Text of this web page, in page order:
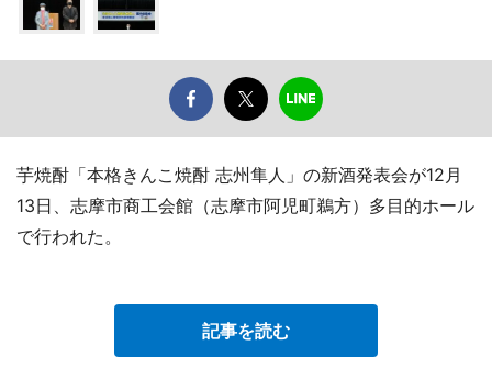
芋焼酎「本格きんこ焼酎 志州隼人」の新酒発表会が12月
13日、志摩市商工会館（志摩市阿児町鵜方）多目的ホール
で行われた。
記事を読む